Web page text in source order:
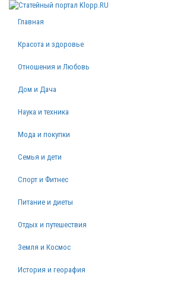
Главная
Красота и здоровье
Отношения и Любовь
Дом и Дача
Наука и техника
Мода и покупки
Семья и дети
Спорт и Фитнес
Питание и диеты
Отдых и путешествия
Земля и Космос
История и георафия